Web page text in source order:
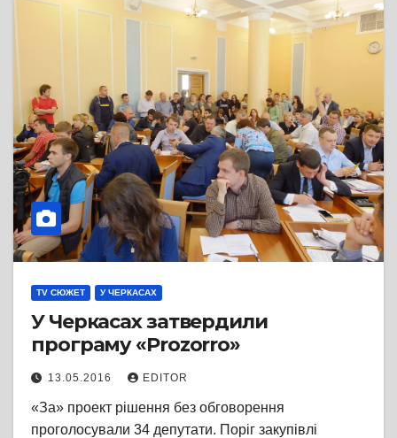
TV СЮЖЕТ У ЧЕРКАСАХ
У Черкасах затвердили
програму «Prozorro»
13.05.2016 EDITOR
«За» проект рішення без обговорення
проголосували 34 депутати. Поріг закупівлі